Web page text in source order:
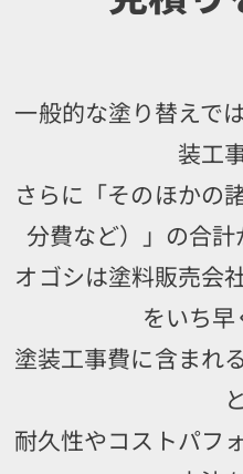
一般的な塗り替えで
装工
さらに「そのほかの
分費など）」の合
オゴシは塗料販売会
をいち早
塗装工事費に含まれ
耐久性やコストパフ